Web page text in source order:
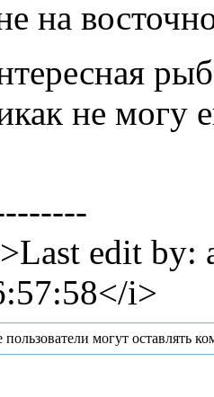
на
не могу
edit by:
i>
могут оставлять